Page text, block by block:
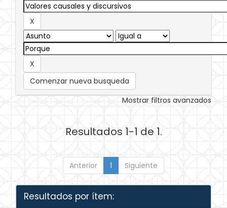
Comenzar nueva busqueda
Mostrar filtros avanzados
Resultados 1-1 de 1.
Anterior 1 Siguiente
Resultados por ítem: